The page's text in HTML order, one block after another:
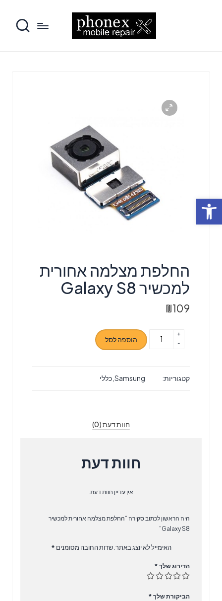
פתח סרגל נגישות
החלפת מצלמה אחורית
למכשיר Galaxy S8
₪109
כמות
אחורית
-
+
הוספה לסל
קטגוריות: Samsung כללי
חוות דעת (0)
חוות דעת
אין עדיין חוות דעת.
היה הראשון לכתוב סקירה “החלפת מצלמה אחורית למכשיר
Galaxy S8”
האימייל לא יוצג באתר. שדות החובה מסומנים *
הדירוג שלך *
הביקורת שלך *